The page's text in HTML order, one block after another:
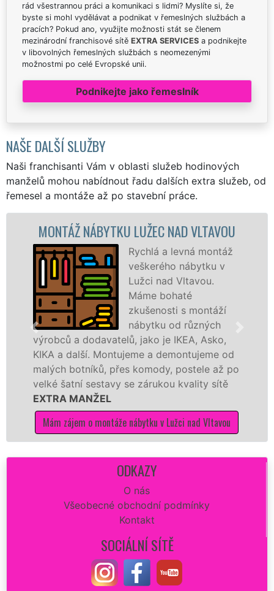
rád všestrannou práci a komunikaci s lidmi? Myslíte si, že
byste si mohl vydělávat a podnikat v řemeslných službách a
pracích? Pokud ano, využijte možnosti stát se členem
mezinárodní franchisové sítě EXTRA SERVICES a podnikejte
v libovolných řemeslných službách s neomezenými
možnostmi po celé Evropské unii.
Podnikejte jako řemeslník
NAŠE DALŠÍ SLUŽBY
Naši franchisanti Vám v oblasti služeb hodinových
manželů mohou nabídnout řadu dalších extra služeb, od
řemesel a montáže až po stavební práce.
NÁBYTKU LUŽEC NAD VLTAVOU
Rychlá a levná montáž
veškerého nábytku v
Lužci nad Vltavou.
Máme bohaté
zkušenosti s montáží
nábytku od různých
dodavatelů, jako je IKEA, Asko,
Montujeme a demontujeme od
přes komody, postele až po
sestavy se zárukou kvality sítě
o montáže nábytku v Lužci nad Vltavou
různých
Ikei či
Nobilie,
tuto
ODKAZY
O nás
Všeobecné obchodní podmínky
Kontakt
SOCIÁLNÍ SÍTĚ